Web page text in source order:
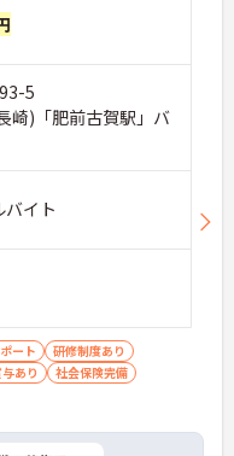
5
崎)「肥前古賀駅」バ
イト
ート
研修制度あり
あり
社会保険完備